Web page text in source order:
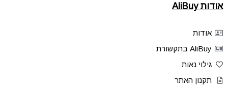
אודות AliBuy
אודות
AliBuy בתקשורת
גילוי נאות
תקנון האתר